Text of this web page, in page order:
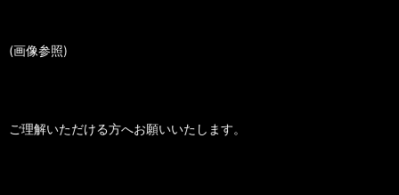
(画像参照)
ご理解いただける方へお願いいたします。